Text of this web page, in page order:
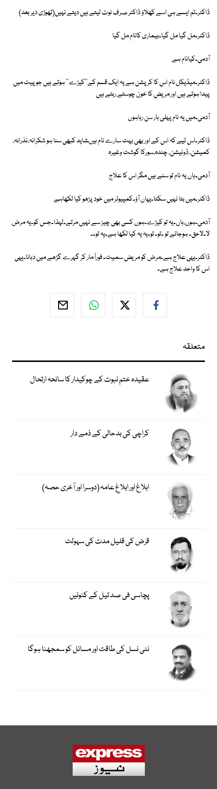
ڈاکٹر۔تم ایسے ہی اسے کھلاؤ ڈاکٹر صرف نوٹ لیتے ہیں دیتے نہیں(تھوڑی دیر بعد)
ڈاکٹر۔مل گیا مل گیا۔بیماری کانام مل گیا
آدمی۔کیانام ہے
ڈاکٹر۔میڈیکل نام اس کا کرپشن ہے یہ ایک قسم کے''کیڑے'' ہوتے ہیں جو پیٹ میں
پیدا ہوتے ہیں اور مریض کا خون چوستے رہتے ہیں
آدمی۔میں یہ نام پہلی بار سن رہاہوں
ڈاکٹر۔اس لیے کہ اس کے اور بھی بہت سارے نام ہیںشاید کبھی سنا ہو شکرانہ،نذرانہ،
کمیشن، ڈونیشن، چندہ،سورکا گوشت وغیرہ
آدمی۔ہاں یہ نام تو سنے ہیں مگر اس کا علاج
ڈاکٹر۔میں بتا نہیں سکتا۔یہاں آؤ۔کمپیوٹر میں خود پڑھو کیا لکھاہے
آدمی۔ہوں،ہاں۔یہ تو کیڑے۔ہوں کسی بھی چیز سے نہیں مرتے۔لہذا۔جس کو۔یہ مرض
لا۔لاحق۔ ہوجائے تو ۔تو۔ تو۔یہ یہ کیا لکھا ہے۔یہ تو۔۔
ڈاکٹر۔یہی علاج ہے۔مرض کو مریض سمیت۔ فوراً مار کر گہرے گڑھے میں دبانا۔یہی
اس کا واحد علاج ہے۔
متعلقہ
عقیدہ ختم نبوت کے چوکیدار کا سانحہ ارتحال
کراچی کی بدحالی کے ذمے دار
ابلاغ اور ابلاغِ عامہ (دوسرا اور آخری حصہ)
قرض کی قلیل مدت کی سہولت
پچاسی فی صد تیل کے کنوئیں
نئی نسل کی طاقت اور مسائل کو سمجھنا ہوگا